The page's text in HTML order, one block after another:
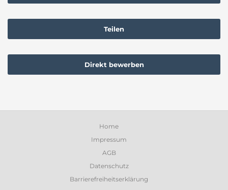
Teilen
Direkt bewerben
Home
Impressum
AGB
Datenschutz
Barrierefreiheitserklärung